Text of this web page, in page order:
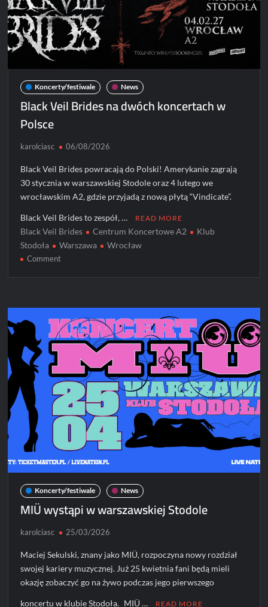
Koncerty/festiwale News
Black Veil Brides na dwóch koncertach w
Polsce
karolciasc 06/08/2026
Black Veil Brides powracają do Polski! Amerykanie zagrają
30 stycznia w warszawskiej Stodole oraz 4 lutego we
wrocławskim A2, gdzie przyjadą z nową płytą “Vindicate”.
Black Veil Brides to zespół, … READ MORE
Black Veil Brides Centrum Koncertowe A2
Klub
Stodoła
Warszawa Wrocław
Commenton
na
dwóch
koncertach
Polsce
Koncerty/festiwale News
MIÜ wystąpi w warszawskiej Stodole
karolciasc 25/03/2026
Maciej Sekulski, znany jako MIÜ, rozpoczyna nowy rozdział
swojej kariery muzycznej. Już 25 kwietnia fani będą mieli
okazję zobaczyć go na żywo podczas jego pierwszego
koncertu w klubie Stodoła. MIÜ … READ MORE